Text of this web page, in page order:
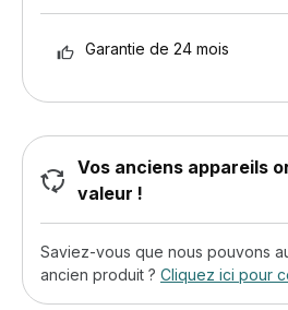
Garantie de 24 mois
Vos anciens appareils
valeur !
Saviez-vous que nous pouvons
ancien produit ? Cliquez ici pour